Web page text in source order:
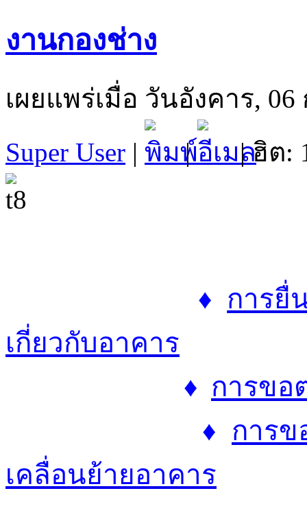
งานกองช่าง
เผยแพร่เมื่อ วันอังคาร,
Super User | | | ฮิต:
♦ การยื่
เกี่ยวกับอาคาร
♦ การขอ
♦ การข
เคลื่อนย้ายอาคาร